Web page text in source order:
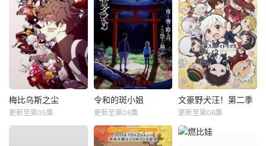
梅比乌斯之尘
更新至第05集
令和的斑小姐
更新至第06集
文豪野犬汪！第二季
更新至第06集